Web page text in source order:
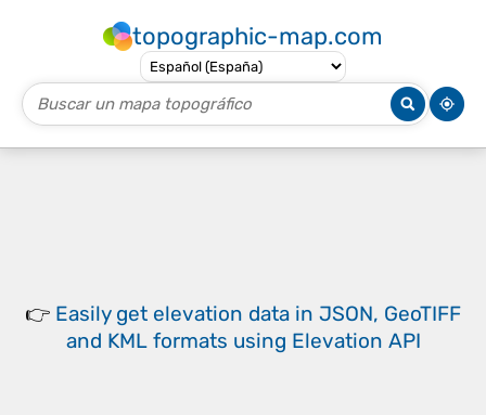
topographic-map.com
👉 Easily get elevation data in JSON, GeoTIFF
and KML formats using Elevation API